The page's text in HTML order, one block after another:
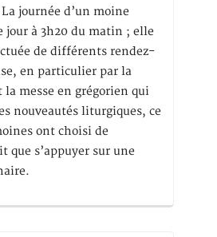
journée d’un moine
jour à 3h20 du matin ; elle
de différents rendez-
en particulier par la
la messe en grégorien qui
nouveautés liturgiques, ce
ont choisi de
que s’appuyer sur une